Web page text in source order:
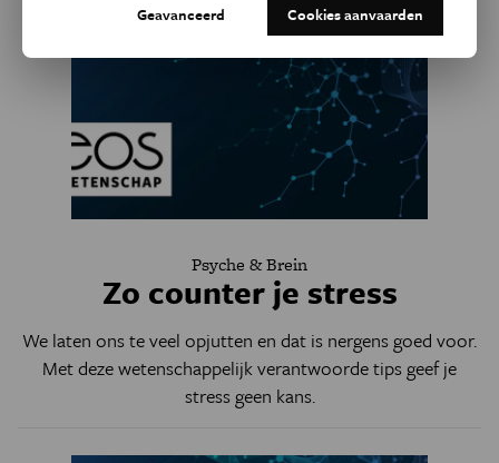
Psyche & Brein
Zo counter je stress
We laten ons te veel opjutten en dat is nergens goed voor.
Met deze wetenschappelijk verantwoorde tips geef je
stress geen kans.
Geavanceerd Cookies aanvaarden